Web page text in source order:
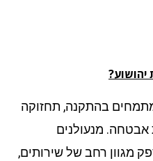
בהתקנה, תחזוקה
מנעולנים
רחב של שירותים,